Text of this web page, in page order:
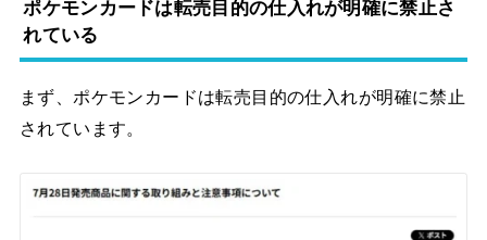
ポケモンカードは転売目的の仕入れが明確に禁止さ
れている
まず、ポケモンカードは転売目的の仕入れが明確に禁止
されています。